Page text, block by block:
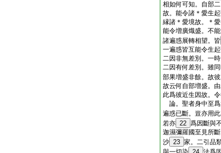
相如何可知。自部
故。能令諸＊愛生
縁諸＊愛境故。＊
能令増廣熾盛。不
諸遍惑展轉相望。皆
一遍惑皆互能令生
二因非無差別。一
二因有何差別。雖
部果増盛非餘。故
故云何自部増盛。
此爲彼近生因故。
論。聖者身中至
遍惑已斷。豈亦用
若亦 22 爲因斷
迦濕彌羅國至見所
沙 23 家。二引品